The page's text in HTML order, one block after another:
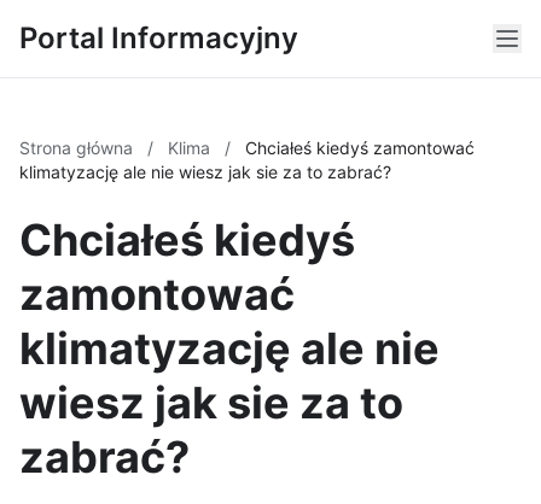
Portal Informacyjny
Strona główna / Klima /
Chciałeś kiedyś zamontować
klimatyzację ale nie wiesz jak sie za to zabrać?
Chciałeś kiedyś
zamontować
klimatyzację ale nie
wiesz jak sie za to
zabrać?